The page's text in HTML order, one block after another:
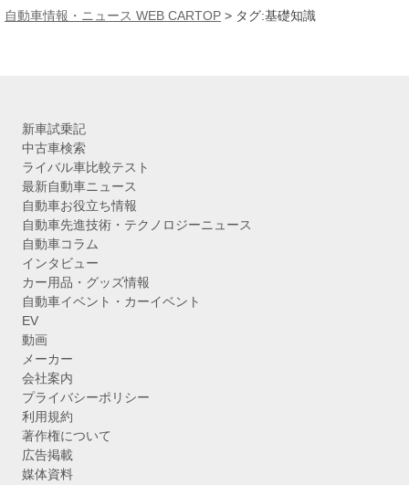
カ
自動車情報・ニュース WEB CARTOP > タグ:基礎知識
新車試乗記
中古車検索
ライバル車比較テスト
最新自動車ニュース
自動車お役立ち情報
自動車先進技術・テクノロジーニュース
自動車コラム
インタビュー
カー用品・グッズ情報
自動車イベント・カーイベント
EV
動画
メーカー
会社案内
プライバシーポリシー
利用規約
著作権について
広告掲載
媒体資料